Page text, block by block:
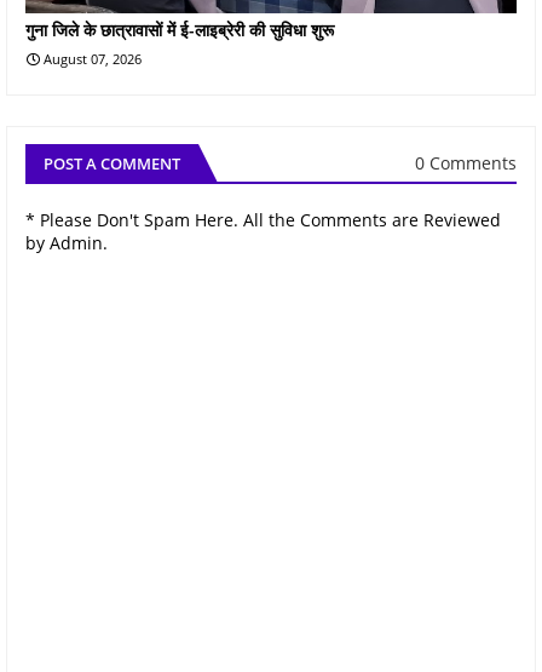
गुना जिले के छात्रावासों में ई-लाइब्रेरी की सुविधा शुरू
August 07, 2026
POST A COMMENT 0 Comments
* Please Don't Spam Here. All the Comments are Reviewed
by Admin.